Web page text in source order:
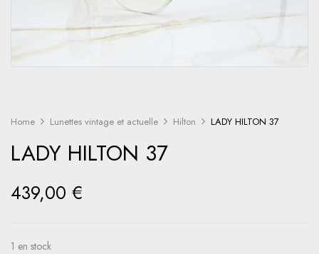
Home Lunettes vintage et actuelle Hilton LADY HILTON 37
LADY HILTON 37
439,00 €
1 en stock